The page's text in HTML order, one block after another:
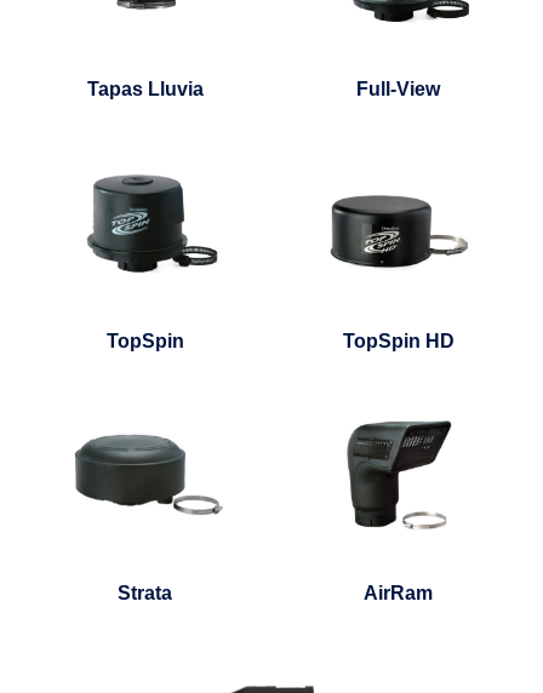
Tapas Lluvia Full-View
TopSpin TopSpin HD
Strata AirRam